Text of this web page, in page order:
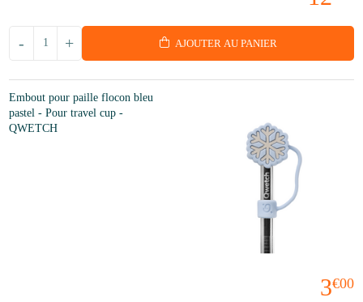
+
- AJOUTER AU PANIER
Embout pour paille flocon bleu
pastel - Pour travel cup -
QWETCH
3€00